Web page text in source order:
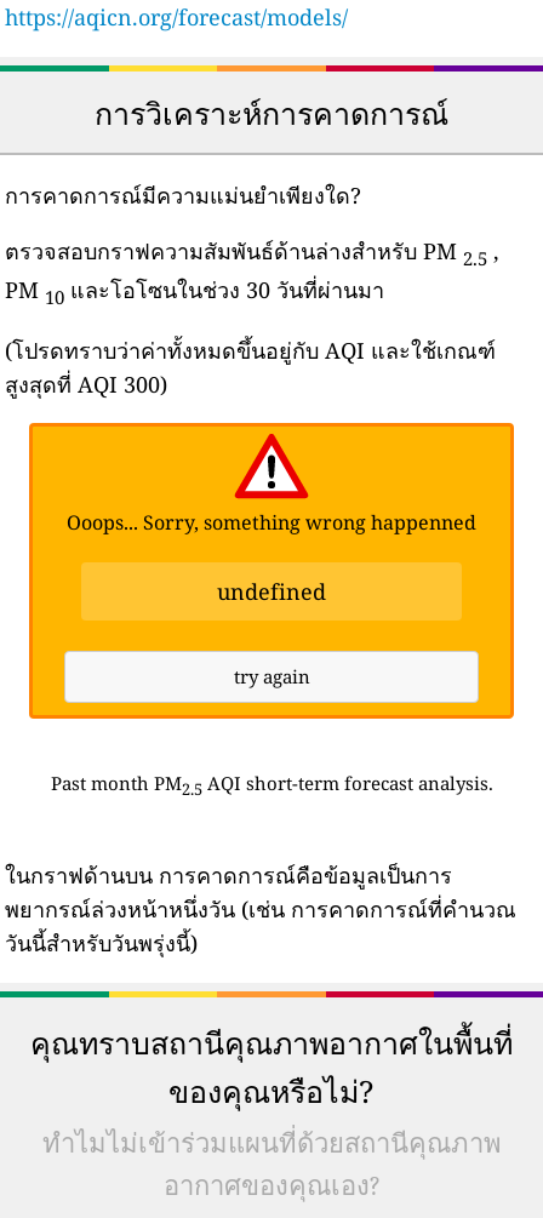
https://aqicn.org/forecast/models/
การวิเคราะห์การคาดการณ์
การคาดการณ์มีความแม่นยำเพียงใด?
ตรวจสอบกราฟความสัมพันธ์ด้านล่างสำหรับ PM 2.5 ,
PM 10 และโอโซนในช่วง 30 วันที่ผ่านมา
(โปรดทราบว่าค่าทั้งหมดขึ้นอยู่กับ AQI และใช้เกณฑ์
สูงสุดที่ AQI 300)
Ooops... Sorry, something wrong happenned
undefined
try again
Past month PM2.5 AQI short-term forecast analysis.
ในกราฟด้านบน การคาดการณ์คือข้อมูลเป็นการ
พยากรณ์ล่วงหน้าหนึ่งวัน (เช่น การคาดการณ์ที่คำนวณ
วันนี้สำหรับวันพรุ่งนี้)
คุณทราบสถานีคุณภาพอากาศในพื้นที่
ของคุณหรือไม่?
ทำไมไม่เข้าร่วมแผนที่ด้วยสถานีคุณภาพ
อากาศของคุณเอง?